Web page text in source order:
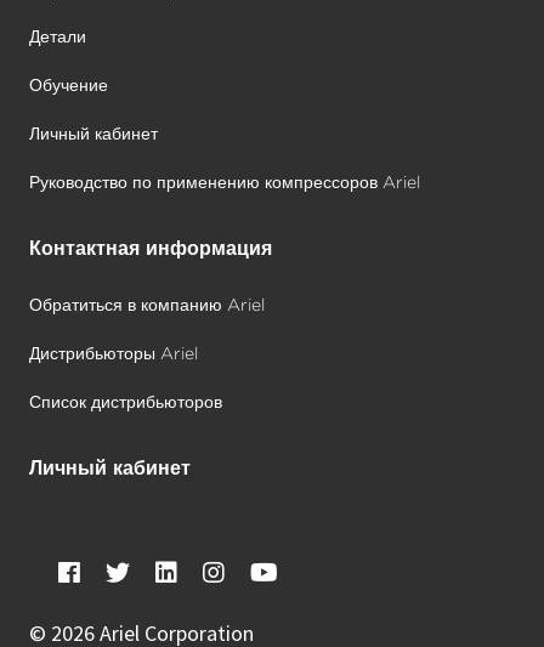
Детали
Обучение
Личный кабинет
Руководство по применению компрессоров Ariel
Контактная информация
Обратиться в компанию Ariel
Дистрибьюторы Ariel
Список дистрибьюторов
Личный кабинет
© 2026 Ariel Corporation